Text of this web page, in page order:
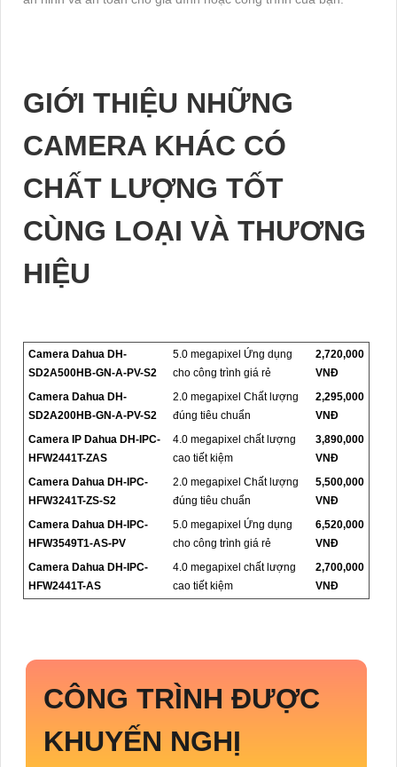
GIỚI THIỆU NHỮNG
CAMERA KHÁC CÓ
CHẤT LƯỢNG TỐT
CÙNG LOẠI VÀ THƯƠNG
HIỆU
Camera Dahua DH-
SD2A500HB-GN-A-PV-S2
5.0 megapixel Ứng dụng
cho công trình giá rẻ
2,720,000
VNĐ
Camera Dahua DH-
SD2A200HB-GN-A-PV-S2
2.0 megapixel Chất lượng
đúng tiêu chuẩn
2,295,000
VNĐ
Camera IP Dahua DH-IPC-
HFW2441T-ZAS
4.0 megapixel chất lượng
cao tiết kiệm
3,890,000
VNĐ
Camera Dahua DH-IPC-
HFW3241T-ZS-S2
2.0 megapixel Chất lượng
đúng tiêu chuẩn
5,500,000
VNĐ
Camera Dahua DH-IPC-
HFW3549T1-AS-PV
5.0 megapixel Ứng dụng
cho công trình giá rẻ
6,520,000
VNĐ
Camera Dahua DH-IPC-
HFW2441T-AS
4.0 megapixel chất lượng
cao tiết kiệm
2,700,000
VNĐ
CÔNG TRÌNH ĐƯỢC
KHUYẾN NGHỊ